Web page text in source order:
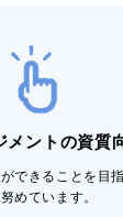
メントの資質
できることを目
めています。